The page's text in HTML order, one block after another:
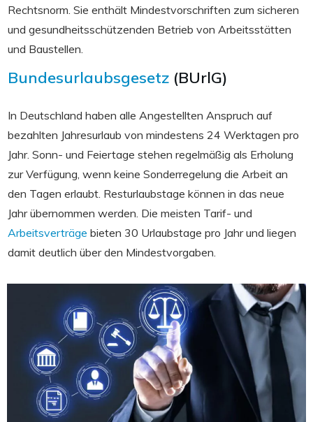
Rechtsnorm. Sie enthält Mindestvorschriften zum sicheren
und gesundheitsschützenden Betrieb von Arbeitsstätten
und Baustellen.
Bundesurlaubsgesetz (BUrlG)
In Deutschland haben alle Angestellten Anspruch auf
bezahlten Jahresurlaub von mindestens 24 Werktagen pro
Jahr. Sonn- und Feiertage stehen regelmäßig als Erholung
zur Verfügung, wenn keine Sonderregelung die Arbeit an
den Tagen erlaubt. Resturlaubstage können in das neue
Jahr übernommen werden. Die meisten Tarif- und
Arbeitsverträge bieten 30 Urlaubstage pro Jahr und liegen
damit deutlich über den Mindestvorgaben.